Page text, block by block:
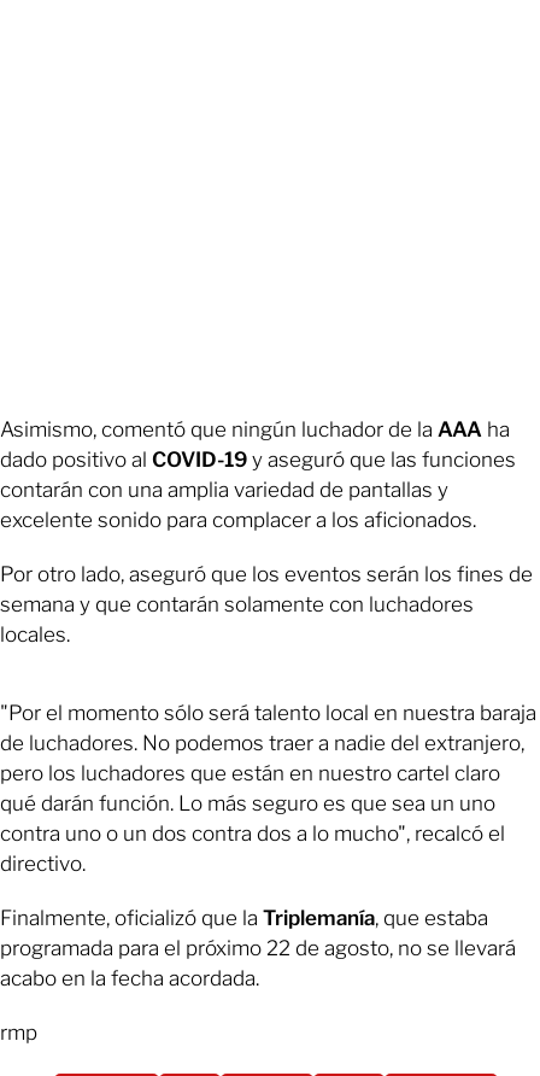
Asimismo, comentó que ningún luchador de la AAA ha
dado positivo al COVID-19 y aseguró que las funciones
contarán con una amplia variedad de pantallas y
excelente sonido para complacer a los aficionados.
Por otro lado, aseguró que los eventos serán los fines de
semana y que contarán solamente con luchadores
locales.
"Por el momento sólo será talento local en nuestra baraja
de luchadores. No podemos traer a nadie del extranjero,
pero los luchadores que están en nuestro cartel claro
qué darán función. Lo más seguro es que sea un uno
contra uno o un dos contra dos a lo mucho", recalcó el
directivo.
Finalmente, oficializó que la Triplemanía, que estaba
programada para el próximo 22 de agosto, no se llevará
acabo en la fecha acordada.
rmp